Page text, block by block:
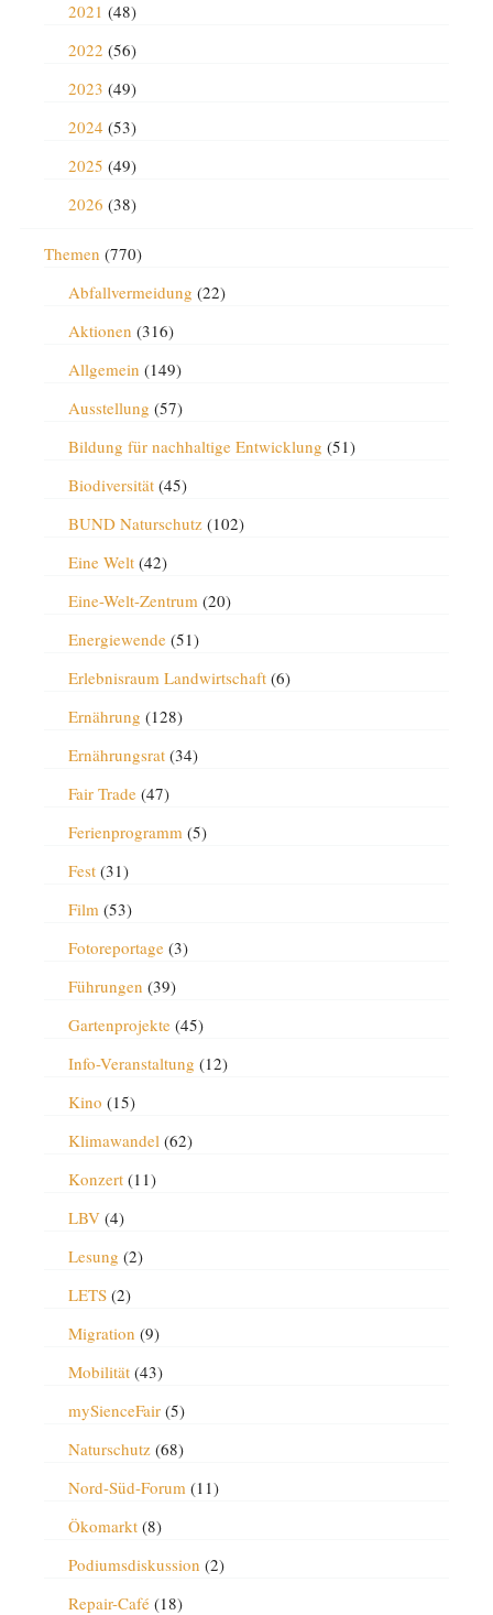
2021 (48)
2022 (56)
2023 (49)
2024 (53)
2025 (49)
2026 (38)
Themen (770)
Abfallvermeidung (22)
Aktionen (316)
Allgemein (149)
Ausstellung (57)
Bildung für nachhaltige Entwicklung (51)
Biodiversität(45)
BUND Naturschutz(102)
Eine Welt(42)
Eine-Welt-Zentrum(20)
Energiewende(51)
Erlebnisraum Landwirtschaft(6)
Ernährung (128)
Ernährungsrat(34)
Fair Trade(47)
Ferienprogramm(5)
Fest(31)
Film(53)
Fotoreportage(3)
Führungen (39)
Gartenprojekte(45)
Info-Veranstaltung (12)
Kino (15)
Klimawandel(62)
Konzert(11)
LBV(4)
Lesung (2)
LETS(2)
Migration (9)
Mobilität(43)
mySienceFair(5)
Naturschutz(68)
Nord-Süd-Forum(11)
Ökomarkt(8)
Podiumsdiskussion (2)
Repair-Café(18)